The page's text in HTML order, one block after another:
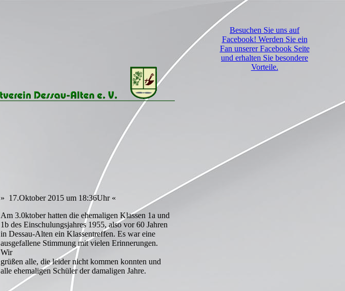
» 17.Oktober 2015 um 18:36Uhr «
Am 3.0ktober hatten die ehemaligen Klassen 1a und
1b des Einschulungsjahres 1955, also vor 60 Jahren
in Dessau-Alten ein Klassentreffen. Es war eine
ausgefallene Stimmung mit vielen Erinnerungen.
Wir
grüßen alle, die leider nicht kommen konnten und
alle ehemaligen Schüler der damaligen Jahre.
Besuchen Sie uns auf
Facebook! Werden Sie ein
Fan unserer Facebook Seite
und erhalten Sie besondere
Vorteile.